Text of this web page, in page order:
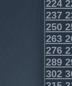
224
237
250
263
276
289
302